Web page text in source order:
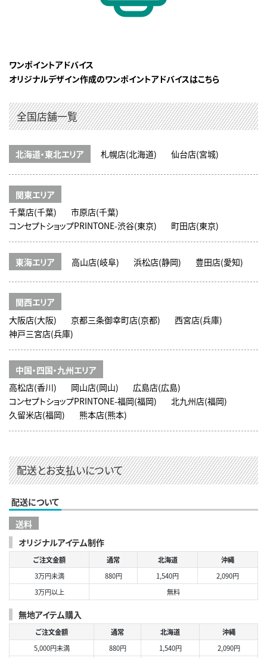
ワンポイントアドバイス
オリジナルデザイン作成のワンポイントアドバイスはこちら
全国店舗一覧
北海道・東北エリア 札幌店(北海道) 仙台店(宮城)
関東エリア
千葉店(千葉)
市原店(千葉)
コンセプトショップPRINTONE-渋谷(東京)
町田店(東京)
東海エリア 高山店(岐阜) 浜松店(静岡) 豊田店(愛知)
関西エリア
大阪店(大阪)
京都三条御幸町店(京都)
西宮店(兵庫)
神戸三宮店(兵庫)
中国・四国・九州エリア
高松店(香川)
岡山店(岡山)
広島店(広島)
コンセプトショップPRINTONE-福岡(福岡)
北九州店(福岡)
久留米店(福岡)
熊本店(熊本)
配送とお支払いについて
配送について
送料
オリジナルアイテム制作
ご注文金額 通常 北海道
沖縄
3万円未満
880円 1,540円
2,090円
3万円以上
無料
無地アイテム購入
ご注文金額 通常 北海道
沖縄
5,000円未満
880円 1,540円 2,090円